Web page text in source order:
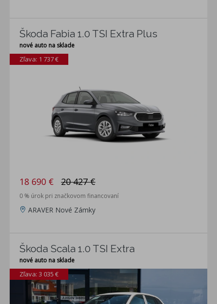
Škoda Fabia 1.0 TSI Extra Plus
nové auto na sklade
Zľava: 1 737 €
18 690 € 20 427 €
0 % úrok pri značkovom financovaní
ARAVER Nové Zámky
Škoda Scala 1.0 TSI Extra
nové auto na sklade
Zľava: 3 035 €